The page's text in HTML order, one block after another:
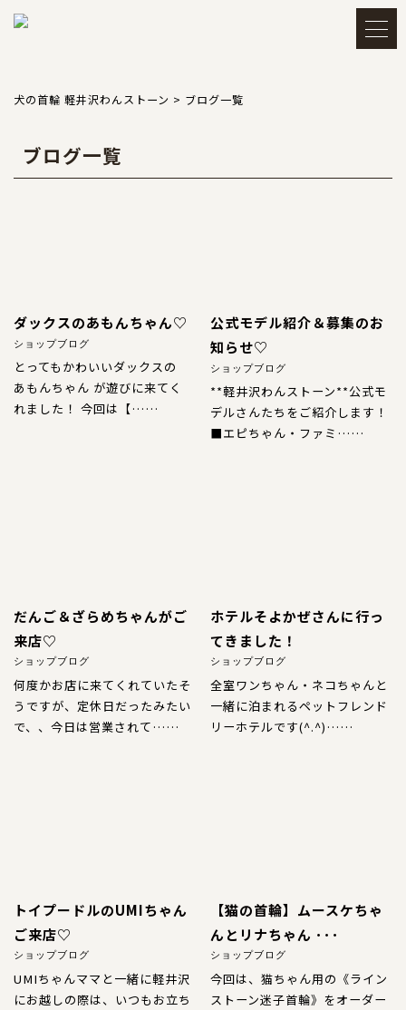
メルマガ登録・解除
会員登録
CATEGORY カテゴリー
犬の本革首輪
犬の本革ハーフチョーク
犬のチャーム
大型犬用
お直し
忌避剤
犬の首輪 軽井沢わんストーン > ブログ一覧
ブログ一覧
ダックスのあもんちゃん♡
ショップブログ
とってもかわいいダックスの
あもんちゃん が遊びに来てく
れました！ 今回は【……
公式モデル紹介＆募集のお
知らせ♡
ショップブログ
**軽井沢わんストーン**公式モ
デルさんたちをご紹介します！
■エピちゃん・ファミ……
だんご＆ざらめちゃんがご
来店♡
ショップブログ
何度かお店に来てくれていたそ
うですが、定休日だったみたい
で、、 今日は営業されて……
ホテルそよかぜさんに行っ
てきました！
ショップブログ
全室ワンちゃん・ネコちゃんと
一緒に泊まれるペットフレンド
リーホテルです(^.^)……
トイプードルのUMIちゃん
ご来店♡
ショップブログ
UMIちゃんママと一緒に軽井沢
にお越しの際は、いつもお立ち
【猫の首輪】ムースケちゃ
んとリナちゃん ･･･
ショップブログ
今回は、猫ちゃん用の《ライン
ストーン迷子首輪》をオーダー